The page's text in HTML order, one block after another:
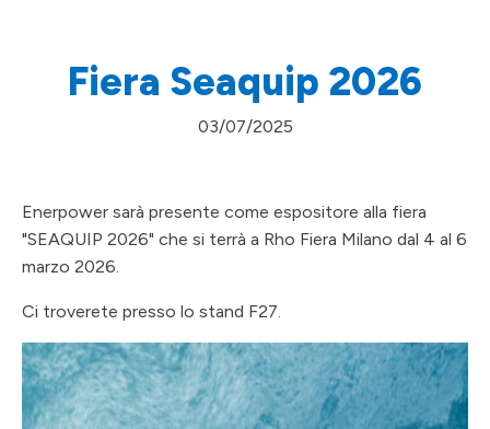
Fiera Seaquip 2026
03/07/2025
Enerpower sarà presente come espositore alla fiera
"SEAQUIP 2026" che si terrà a Rho Fiera Milano dal 4 al 6
marzo 2026.
Ci troverete presso lo stand F27.